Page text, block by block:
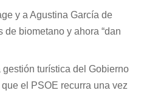
y a Agustina García de
de biometano y ahora “dan
turística del Gobierno
el PSOE recurra una vez